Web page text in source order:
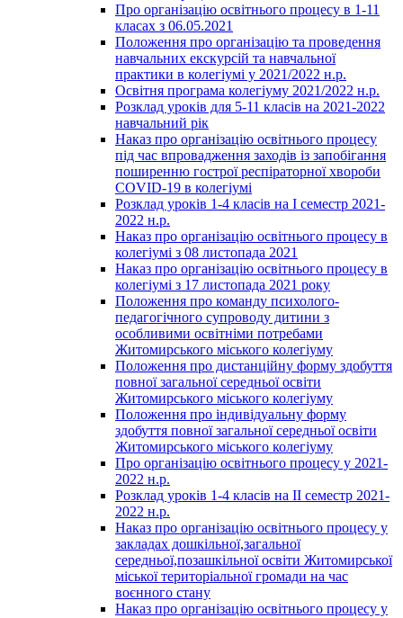
Про організацію освітнього процесу в 1-11
класах з 06.05.2021
Положення про організацію та проведення
навчальних екскурсій та навчальної
практики в колегіумі у 2021/2022 н.р.
Освітня програма колегіуму 2021/2022 н.р.
Розклад уроків для 5-11 класів на 2021-2022
навчальний рік
Наказ про організацію освітнього процесу
під час впровадження заходів із запобігання
поширенню гострої респіраторної хвороби
COVID-19 в колегіумі
Розклад уроків 1-4 класів на І семестр 2021-
2022 н.р.
Наказ про організацію освітнього процесу в
колегіумі з 08 листопада 2021
Наказ про організацію освітнього процесу в
колегіумі з 17 листопада 2021 року
Положення про команду психолого-
педагогічного супроводу дитини з
особливими освітніми потребами
Житомирського міського колегіуму
Положення про дистанційну форму здобуття
повної загальної середньої освіти
Житомирського міського колегіуму
Положення про індивідуальну форму
здобуття повної загальної середньої освіти
Житомирського міського колегіуму
Про організацію освітнього процесу у 2021-
2022 н.р.
Розклад уроків 1-4 класів на ІІ семестр 2021-
2022 н.р.
Наказ про організацію освітнього процесу у
закладах дошкільної,загальної
середньої,позашкільної освіти Житомирської
міської територіальної громади на час
воєнного стану
Наказ про організацію освітнього процесу у